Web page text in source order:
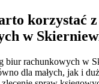
korzystać
w
biur rachunkowych w
dla małych, jak i